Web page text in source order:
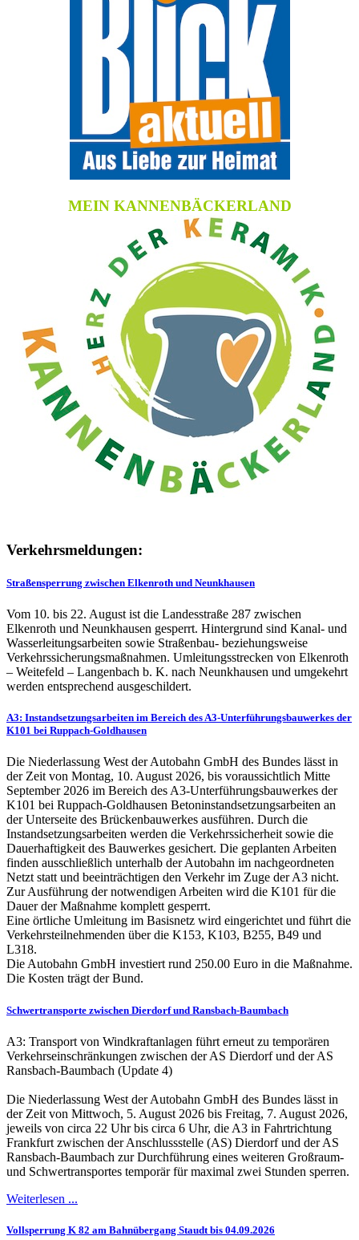
MEIN KANNENBÄCKERLAND
Verkehrsmeldungen:
Straßensperrung zwischen Elkenroth und Neunkhausen
Vom 10. bis 22. August ist die Landesstraße 287 zwischen
Elkenroth und Neunkhausen gesperrt. Hintergrund sind Kanal- und
Wasserleitungsarbeiten sowie Straßenbau- beziehungsweise
Verkehrssicherungsmaßnahmen. Umleitungsstrecken von Elkenroth
– Weitefeld – Langenbach b. K. nach Neunkhausen und umgekehrt
werden entsprechend ausgeschildert.
A3: Instandsetzungsarbeiten im Bereich des A3-Unterführungsbauwerkes der
K101 bei Ruppach-Goldhausen
Die Niederlassung West der Autobahn GmbH des Bundes lässt in
der Zeit von Montag, 10. August 2026, bis voraussichtlich Mitte
September 2026 im Bereich des A3-Unterführungsbauwerkes der
K101 bei Ruppach-Goldhausen Betoninstandsetzungsarbeiten an
der Unterseite des Brückenbauwerkes ausführen. Durch die
Instandsetzungsarbeiten werden die Verkehrssicherheit sowie die
Dauerhaftigkeit des Bauwerkes gesichert. Die geplanten Arbeiten
finden ausschließlich unterhalb der Autobahn im nachgeordneten
Netzt statt und beeinträchtigen den Verkehr im Zuge der A3 nicht.
Zur Ausführung der notwendigen Arbeiten wird die K101 für die
Dauer der Maßnahme komplett gesperrt.
Eine örtliche Umleitung im Basisnetz wird eingerichtet und führt die
Verkehrsteilnehmenden über die K153, K103, B255, B49 und
L318.
Die Autobahn GmbH investiert rund 250.00 Euro in die Maßnahme.
Die Kosten trägt der Bund.
Schwertransporte zwischen Dierdorf und Ransbach-Baumbach
A3: Transport von Windkraftanlagen führt erneut zu temporären
Verkehrseinschränkungen zwischen der AS Dierdorf und der AS
Ransbach-Baumbach (Update 4)
Die Niederlassung West der Autobahn GmbH des Bundes lässt in
der Zeit von Mittwoch, 5. August 2026 bis Freitag, 7. August 2026,
jeweils von circa 22 Uhr bis circa 6 Uhr, die A3 in Fahrtrichtung
Frankfurt zwischen der Anschlussstelle (AS) Dierdorf und der AS
Ransbach-Baumbach zur Durchführung eines weiteren Großraum-
und Schwertransportes temporär für maximal zwei Stunden sperren.
Weiterlesen ...
Vollsperrung K 82 am Bahnübergang Staudt bis 04.09.2026